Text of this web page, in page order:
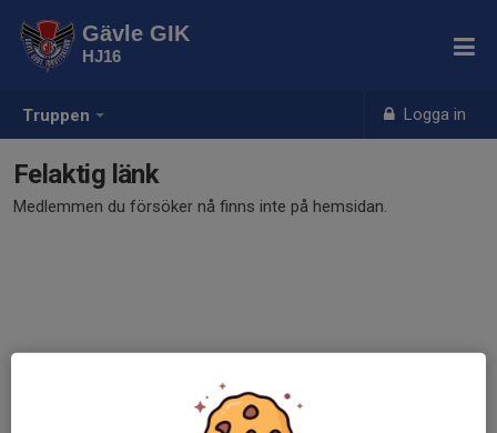
Truppen Logga in
Gävle GIK
HJ16
Felaktig länk
Medlemmen du försöker nå finns inte på hemsidan.